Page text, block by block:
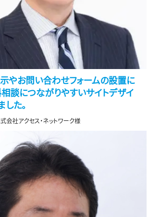
やお問い合わせフォームの設置に
相談につながりやすいサイトデザイ
した。
会社アクセス・ネットワーク様